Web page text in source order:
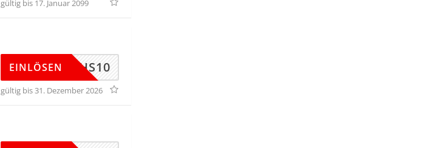
gültig bis 17. Januar 2099
RFUCHS10
EINLÖSEN
gültig bis 31. Dezember 2026